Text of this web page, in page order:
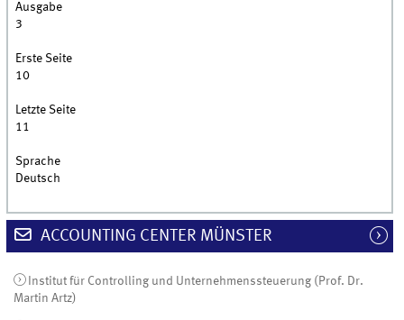
Ausgabe
3
Erste Seite
10
Letzte Seite
11
Sprache
Deutsch
ACCOUNTING CENTER MÜNSTER
Institut für Controlling und Unternehmenssteuerung (Prof. Dr.
Martin Artz)